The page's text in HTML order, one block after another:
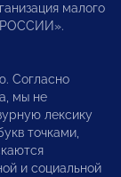
малого
РОССИИ».
Согласно
мы не
лексику
точками,
и социальной